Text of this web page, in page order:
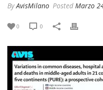
ByAvisMilano Posted Marzo
0 0